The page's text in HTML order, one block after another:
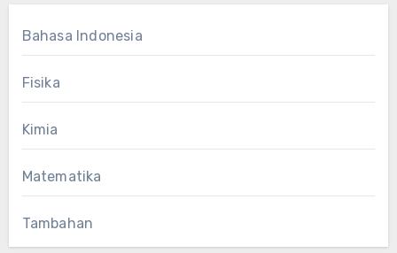
Bahasa Indonesia
Fisika
Kimia
Matematika
Tambahan